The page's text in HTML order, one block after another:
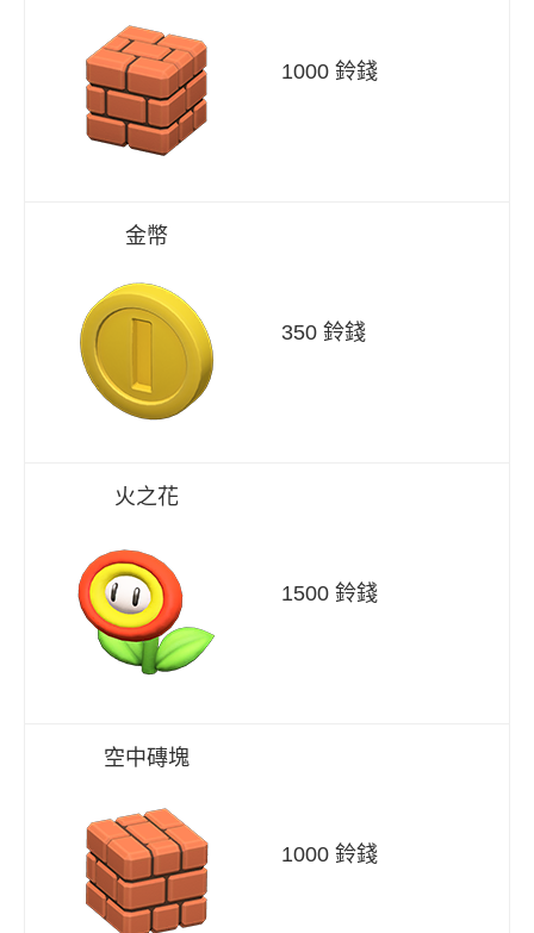
1000 鈴錢
金幣
350 鈴錢
火之花
1500 鈴錢
空中磚塊
1000 鈴錢